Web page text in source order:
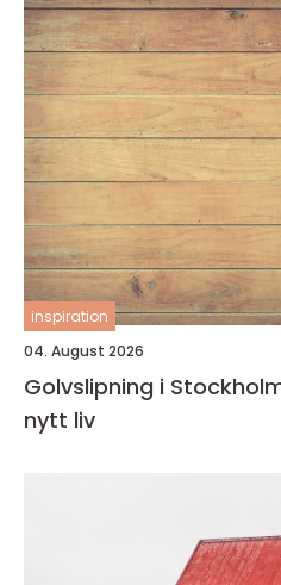
inspiration
04. August 2026
Golvslipning i
nytt liv